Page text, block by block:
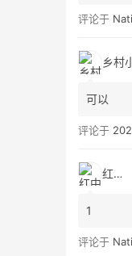
评论于
可以
评论于 2026最
红中
1
评论于